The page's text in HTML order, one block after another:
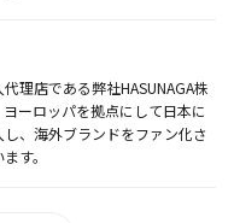
理店である弊社HASUNAGA株
ーロッパを拠点にして日本に
、海外ブランドをファン化さ
す。